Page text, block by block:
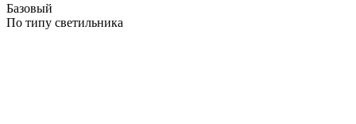
Базовый
По типу светильника